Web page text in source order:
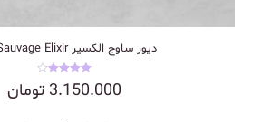
دیور ساوج الکسیر Dior Sauvage Elixir
نمره
4.00
3.150.000 تومان